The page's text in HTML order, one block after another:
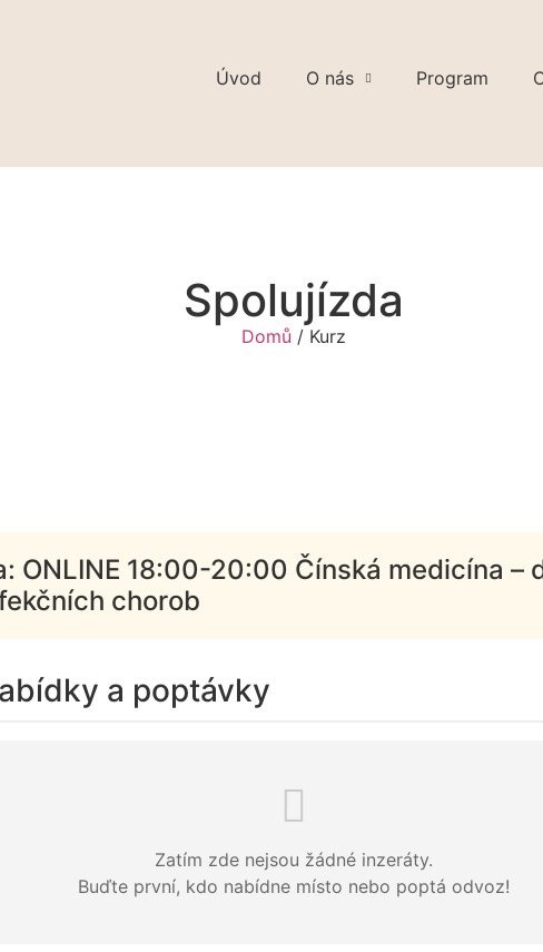
Úvod O nás Program
Spolujízda
Domů / Kurz
ONLINE 18:00-20:00 Čínská medicína –
chorob
a poptávky
Zatím zde nejsou žádné inzeráty.
Buďte první, kdo nabídne místo nebo poptá odvoz!